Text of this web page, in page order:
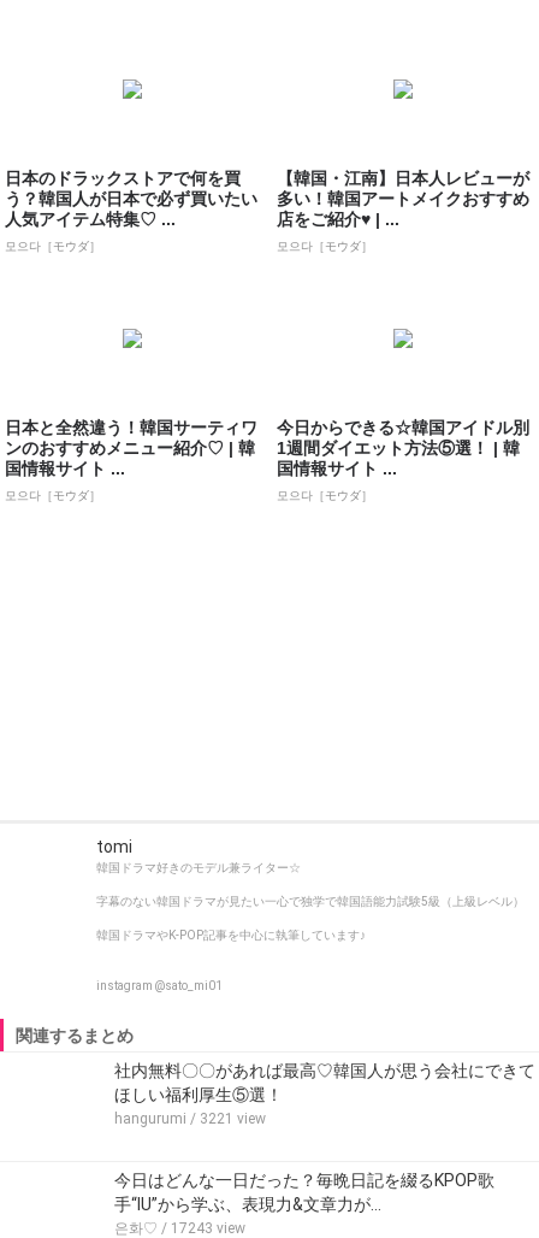
日本のドラックストアで何を買
う？韓国人が日本で必ず買いたい
人気アイテム特集♡ ...
모으다［モウダ］
【韓国・江南】日本人レビューが
多い！韓国アートメイクおすすめ
店をご紹介♥ | ...
모으다［モウダ］
日本と全然違う！韓国サーティワ
ンのおすすめメニュー紹介♡ | 韓
国情報サイト ...
모으다［モウダ］
今日からできる☆韓国アイドル別
1週間ダイエット方法⑤選！ | 韓
国情報サイト ...
모으다［モウダ］
tomi
韓国ドラマ好きのモデル兼ライター☆
字幕のない韓国ドラマが見たい一心で独学で韓国語能力試験5級（上級レベル）
韓国ドラマやK-POP記事を中心に執筆しています♪
instagram @sato_mi01
関連するまとめ
社内無料〇〇があれば最高♡韓国人が思う会社にできて
ほしい福利厚生⑤選！
hangurumi / 3221 view
今日はどんな一日だった？毎晩日記を綴るKPOP歌
手“IU”から学ぶ、表現力&文章力が…
은화♡ / 17243 view